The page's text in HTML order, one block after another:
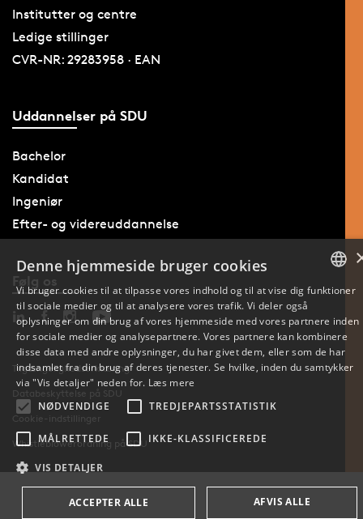
Institutter og centre
Ledige stillinger
CVR-NR: 29283958 · EAN
Uddannelser på SDU
Bachelor
Kandidat
Ingeniør
Efter- og videreuddannelse
Følg os
Tilgængelighedserklæring
Databeskyttelse på SDU
Cookie-indstillinger
Whistleblowerordning på SDU
ENGLISH
Denne hjemmeside bruger cookies
Vi bruger cookies til at tilpasse vores indhold og til at vise dig funktioner
til sociale medier og til at analysere vores trafik. Vi deler også
oplysninger om din brug af vores hjemmeside med vores partnere inden
for sociale medier og analysepartnere. Vores partnere kan kombinere
disse data med andre oplysninger, du har givet dem, eller som de har
indsamlet fra din brug af deres tjenester. Se hvilke, inden du samtykker
via "Vis detaljer" neden for. Læs mere
NØDVENDIGE
TREDJEPARTSSTATISTIK
MÅLRETTEDE IKKE-KLASSIFICEREDE
VIS DETALJER
ACCEPTER ALLE AFVIS ALLE